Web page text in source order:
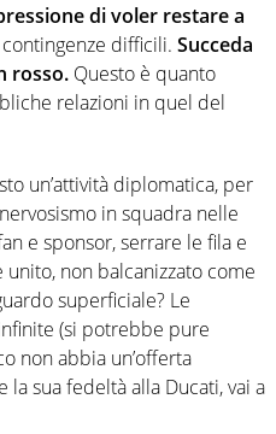
di voler restare a
difficili. Succeda
rosso. Questo è quanto
relazioni in quel del
un’attività diplomatica, per
in squadra nelle
e sponsor, serrare le fila e
non balcanizzato come
superficiale? Le
(si potrebbe pure
non abbia un’offerta
sua fedeltà alla Ducati, vai a